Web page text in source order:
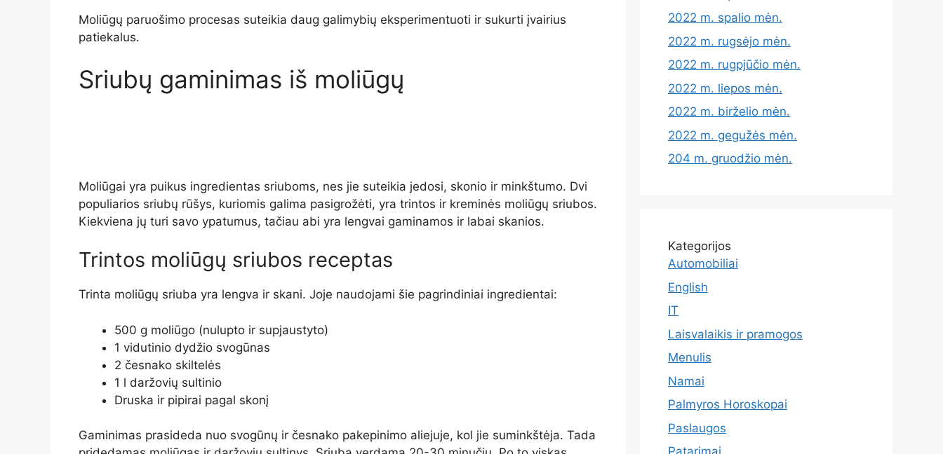
Moliūgų paruošimo procesas suteikia daug galimybių eksperimentuoti ir sukurti įvairius
patiekalus.
Sriubų gaminimas iš moliūgų
Moliūgai yra puikus ingredientas sriuboms, nes jie suteikia jedosi, skonio ir minkštumo. Dvi
populiarios sriubų rūšys, kuriomis galima pasigrožėti, yra trintos ir kreminės moliūgų sriubos.
Kiekviena jų turi savo ypatumus, tačiau abi yra lengvai gaminamos ir labai skanios.
Trintos moliūgų sriubos receptas
Trinta moliūgų sriuba yra lengva ir skani. Joje naudojami šie pagrindiniai ingredientai:
500 g moliūgo (nulupto ir supjaustyto)
1 vidutinio dydžio svogūnas
2 česnako skiltelės
1 l daržovių sultinio
Druska ir pipirai pagal skonį
Gaminimas prasideda nuo svogūnų ir česnako pakepinimo aliejuje, kol jie suminkštėja. Tada
2022 m. spalio mėn.
2022 m. rugsėjo mėn.
2022 m. rugpjūčio mėn.
2022 m. liepos mėn.
2022 m. birželio mėn.
2022 m. gegužės mėn.
204 m. gruodžio mėn.
Kategorijos
Automobiliai
English
IT
Laisvalaikis ir pramogos
Menulis
Namai
Palmyros Horoskopai
Paslaugos